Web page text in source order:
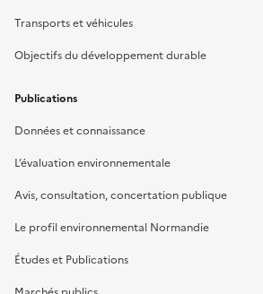
Transports et véhicules
Objectifs du développement durable
Publications
Données et connaissance
L’évaluation environnementale
Avis, consultation, concertation publique
Le profil environnemental Normandie
Études et Publications